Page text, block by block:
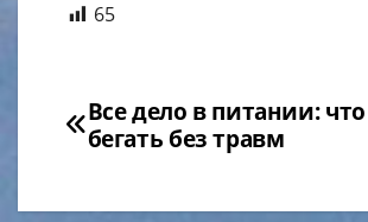
65
Навигация
записям
Все дело в питании:
бегать без травм